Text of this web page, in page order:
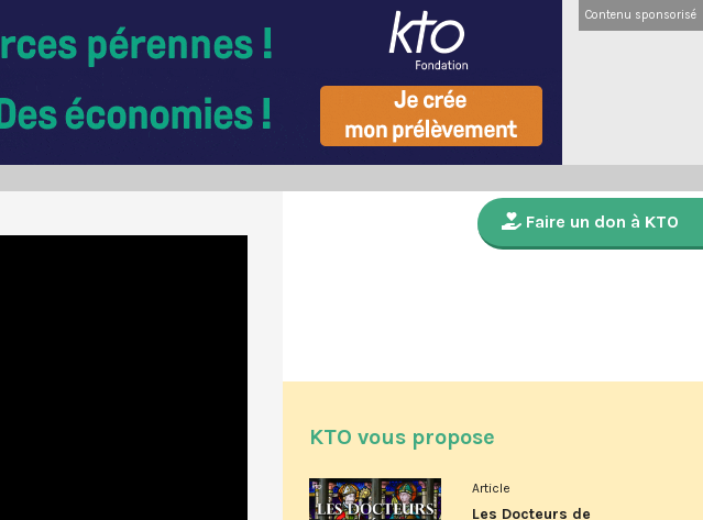
Contenu sponsorisé
Faire un don à KTO
KTO vous propose
Article
Les Docteurs de